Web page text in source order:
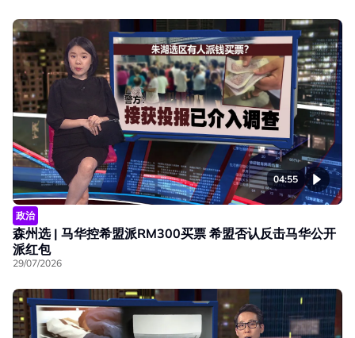
04:55
政治
森州选 | 马华控希盟派RM300买票 希盟否认反击马华公开
派红包
29/07/2026